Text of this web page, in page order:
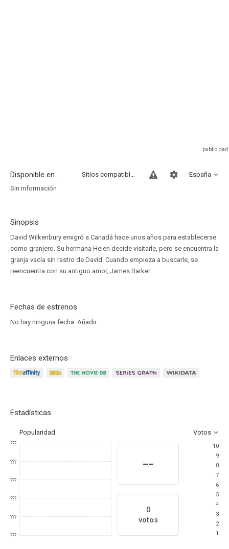
Disponible en... España
Sitios compatibles
Sin información
Sinopsis
David Wilkenbury emigró a Canadá hace unos años para establecerse
como granjero. Su hermana Helen decide visitarle, pero se encuentra la
granja vacía sin rastro de David. Cuando empieza a buscarle, se
reencuentra con su antiguo amor, James Barker.
Fechas de estrenos
No hay ninguna fecha. Añadir
Enlaces externos
Estadísticas
Popularidad Votos
???
???
???
???
???
???
--
0
votos
10
9
8
7
6
5
4
3
2
1